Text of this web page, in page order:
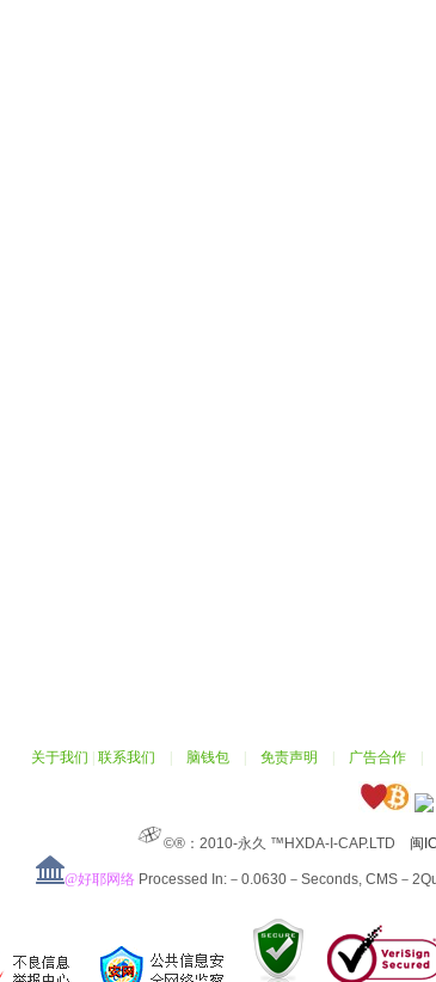
关于我们 联系我们 脑钱包 免责声明 广告合作
©®：2010-永久 ™HXDA-I-CAP.LTD 闽
@好耶网络 Processed In:－0.0630－Seconds, CMS－